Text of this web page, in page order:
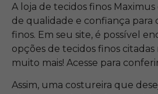
A loja de tecidos finos
de qualidade e confiança para
finos. Em seu site, é possível
opções de tecidos finos
muito mais! Acesse para
Assim, uma costureira que